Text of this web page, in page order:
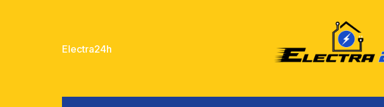
Electra24h